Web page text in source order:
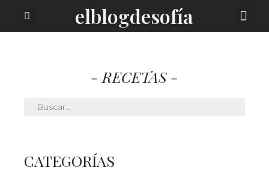
elblogdesofía
- RECETAS -
CATEGORÍAS